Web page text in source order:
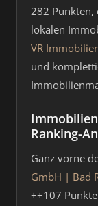
282 Punkten,
lokalen
VR
und
Ranking-
Ganz vorne
GmbH | Bad
++107